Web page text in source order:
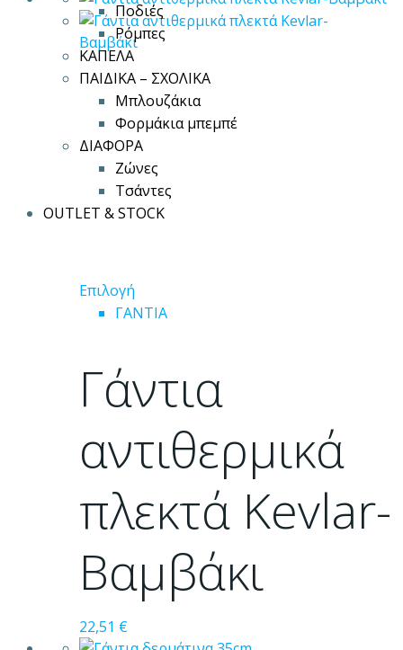
Ποδιές
Ρόμπες
ΚΑΠΕΛΑ
ΠΑΙΔΙΚΑ – ΣΧΟΛΙΚΑ
Μπλουζάκια
Φορμάκια μπεμπέ
ΔΙΑΦΟΡΑ
Ζώνες
Τσάντες
OUTLET & STOCK
Επιλογή
το
πολλαπλές
παραλλαγές.
επιλογές
μπορούν
επιλεγούν
σελίδα
του
προϊόντος
ΓΑΝΤΙΑ
Γάντια
αντιθερμικά
πλεκτά Kevlar-
Βαμβάκι
22,51 €